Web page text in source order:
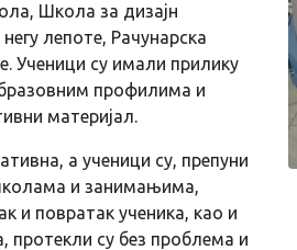
Школа за дизајн
лепоте, Рачунарска
Ученици су имали прилику
профилима и
материјал.
а ученици су, препуни
и занимањима,
и повратак ученика, као и
протекли су без проблема и